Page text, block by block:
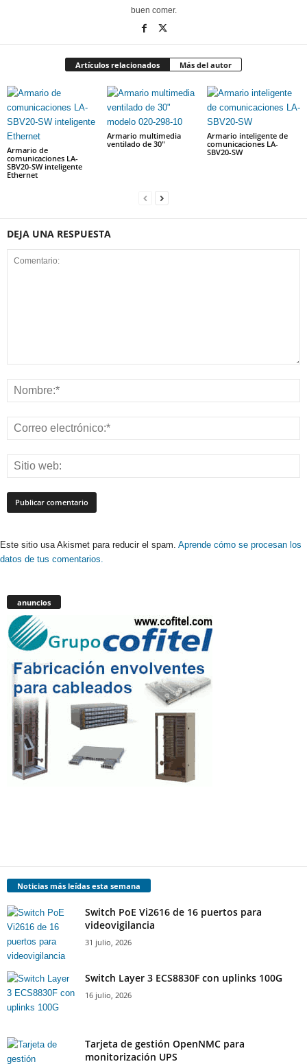
buen comer.
Artículos relacionados Más del autor
Armario de
comunicaciones LA-
SBV20-SW inteligente
Ethernet
Armario multimedia
ventilado de 30″
Armario inteligente de
comunicaciones LA-
SBV20-SW
DEJA UNA RESPUESTA
Este sitio usa Akismet para reducir el spam. Aprende cómo se procesan los
datos de tus comentarios.
anuncios
Noticias más leídas esta semana
Switch PoE Vi2616 de 16 puertos para
videovigilancia
31 julio, 2026
Switch Layer 3 ECS8830F con uplinks 100G
16 julio, 2026
Tarjeta de gestión OpenNMC para
monitorización UPS